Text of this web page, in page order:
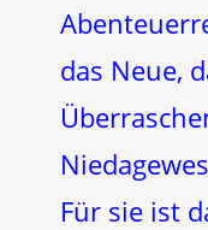
das Neue,
Für sie ist